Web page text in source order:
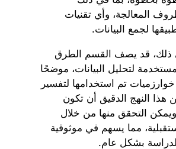
المعالجة، وأي تقنيات
لجمع البيانات.
ذلك، قد يصف القسم الطرق
لتحليل البيانات، موضحًا
تم استخدامها لتفسير
هذا النهج الدقيق أن تكون
ويمكن التحقق منها من خلال
مما يسهم في موثوقية
بشكل عام.